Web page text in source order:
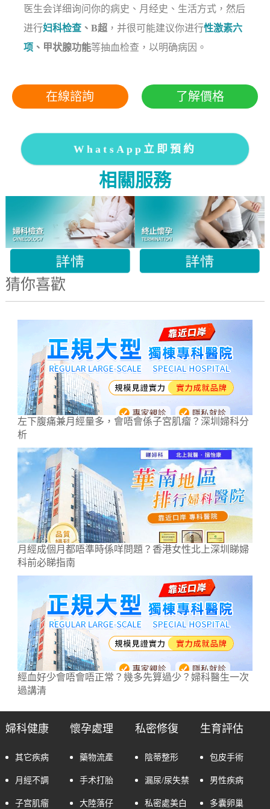
医生会详细询问你的病史、月经史、生活方式，然后
进行妇科检查 、B超 ，并很可能建议你进行性激素六
项 、甲状腺功能等抽血检查，以明确病因。
在線諮詢 了解價格
WhatsApp立即預約
相關服務
猜你喜歡
左下腹痛兼月經量多，會唔會係子宮肌瘤？深圳婦科分
析
月經成個月都唔準時係咩問題？香港女性北上深圳睇婦
科前必睇指南
經血好少會唔會唔正常？幾多先算過少？婦科醫生一次
過講清
婦科健康
其它疾病
月經不調
子宫肌瘤
懷孕處理
藥物流產
手术打胎
大陸落仔
私密修復
陰蒂整形
漏尿/尿失禁
私密處美白
生育評估
包皮手術
男性疾病
多囊卵巢